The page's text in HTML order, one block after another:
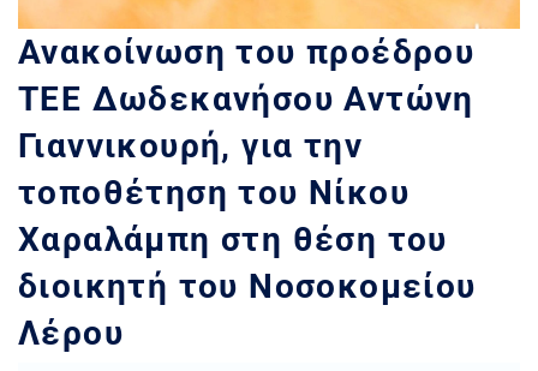
Ανακοίνωση του προέδρου
ΤΕΕ Δωδεκανήσου Αντώνη
Γιαννικουρή, για την
τοποθέτηση του Νίκου
Χαραλάμπη στη θέση του
διοικητή του Νοσοκομείου
Λέρου